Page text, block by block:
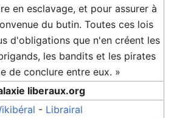
en esclavage, et pour assurer à
du butin. Toutes ces lois
d'obligations que n'en créent les
les bandits et les pirates
de conclure entre eux. »
liberaux.org
- Librairal